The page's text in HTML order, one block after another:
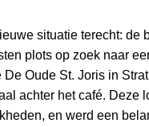
situatie terecht: de
plots op zoek naar
Oude St. Joris in
achter het café. Deze
en werd een